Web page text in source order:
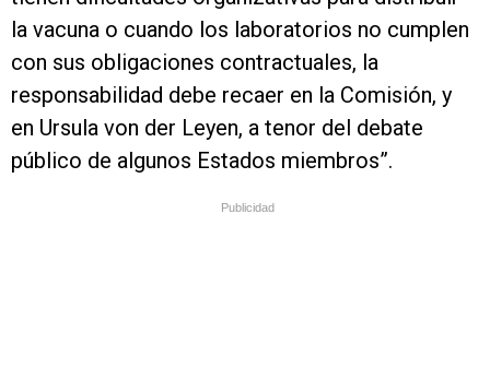
la vacuna o cuando los laboratorios no cumplen
con sus obligaciones contractuales, la
responsabilidad debe recaer en la Comisión, y
en Ursula von der Leyen, a tenor del debate
público de algunos Estados miembros”.
Publicidad